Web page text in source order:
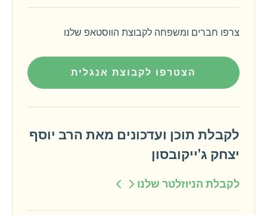
צרפו חברים ומשפחה לקבוצת הווסטאפ שלנו
הצטרפו לקבוצת אנגלית
לקבלת תוכן ועדכונים מאת הרב יוסף
יצחק ג'ייקובסון
לקבלת הניוזלטר שלנו